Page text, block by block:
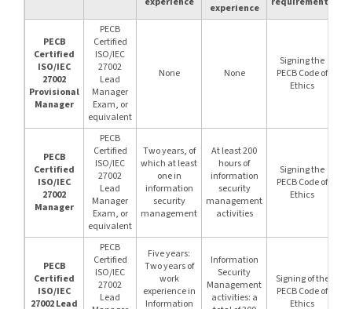
experience
PECB
Certified
ISO/IEC
27002
Provisional
Manager
PECB
Certified
ISO/IEC
27002
Lead
Manager
Exam, or
equivalent
None None
Signing the
PECB Code of
Ethics
PECB
Certified
ISO/IEC
27002
Manager
PECB
Certified
ISO/IEC
27002
Lead
Manager
Exam, or
equivalent
Two years, of
which at least
one in
information
security
management
At least 200
hours of
information
security
management
activities
Signing the
PECB Code of
Ethics
PECB
Certified
ISO/IEC
27002 Lead
PECB
Certified
ISO/IEC
27002
Lead
Five years:
Two years of
work
experience in
Information
Information
Security
Management
activities: a
Signing of the
PECB Code of
Ethics